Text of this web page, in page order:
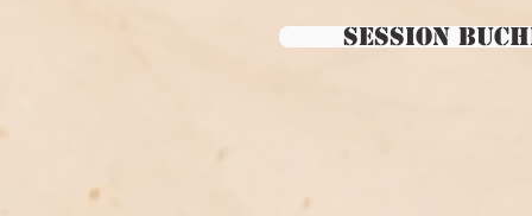
SESSION